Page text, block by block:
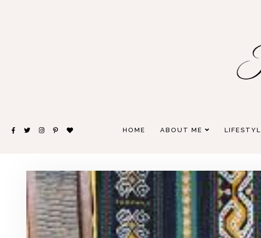
HOME ABOUT ME